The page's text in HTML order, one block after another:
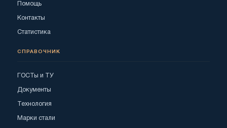
Помощь
Контакты
Статистика
СПРАВОЧНИК
ГОСТы и ТУ
Документы
Технология
Марки стали